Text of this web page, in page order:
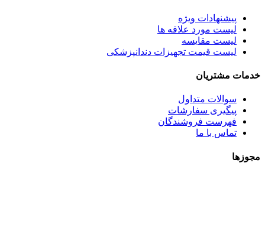
پیشنهادات ویژه
لیست مورد علاقه ها
لیست مقایسه
لیست قیمت تجهیزات دندانپزشکی
خدمات مشتریان
سوالات متداول
پیگیری سفارشات
فهرست فروشندگان
تماس با ما
مجوزها